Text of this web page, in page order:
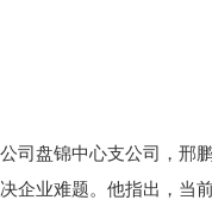
司盘锦中心支公司，邢
企业难题。他指出，当